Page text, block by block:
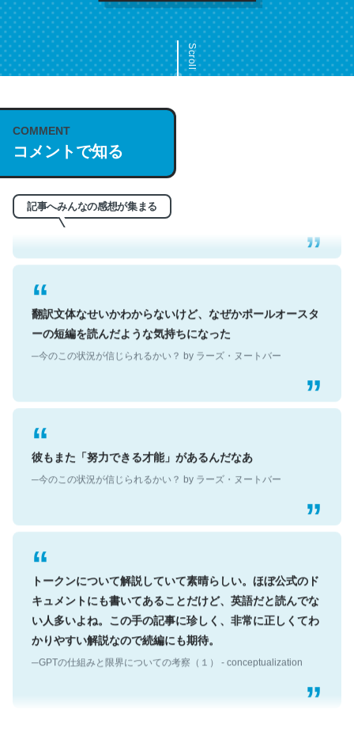
Scroll
COMMENT
コメントで知る
記事へみんなの感想が集まる
これは名文。彼はとてもクレバーなんだろうなと凄く思
う。英語少しでも読める人は原文もお勧め。自分はこの流
─今のこの状況が信じられるかい？ by ラーズ・ヌートバー
翻訳文体なせいかわからないけど、なぜかポールオースタ
ーの短編を読んだような気持ちになった
─今のこの状況が信じられるかい？ by ラーズ・ヌートバー
彼もまた「努力できる才能」があるんだなあ
─今のこの状況が信じられるかい？ by ラーズ・ヌートバー
トークンについて解説していて素晴らしい。ほぼ公式のド
キュメントにも書いてあることだけど、英語だと読んでな
い人多いよね。この手の記事に珍しく、非常に正しくてわ
かりやすい解説なので続編にも期待。
─GPTの仕組みと限界についての考察（１） - conceptualization